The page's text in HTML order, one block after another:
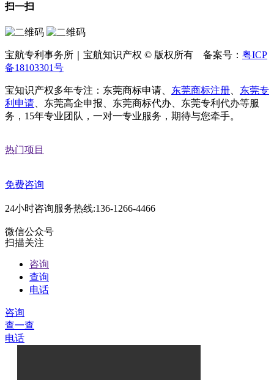
扫一扫
宝航专利事务所｜宝航知识产权 © 版权所有 备案号： 粤ICP
备18103301号
宝知识产权多年专注：东莞商标申请、 东莞商标注册
东莞专
利申请 、东莞高企申报、东莞商标代办、东莞专利代办等服
务，15年专业团队，一对一专业服务，期待与您牵手。
热门项目
免费咨询
24小时咨询服务热线:136-1266-4466
微信公众号
扫描关注
咨询
查询
电话
咨询
查一查
电话